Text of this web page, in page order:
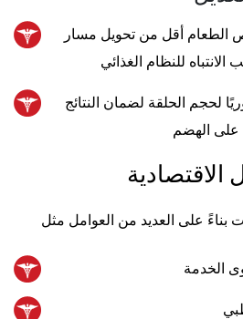
الطعام أقل من تحويل مسار
لحجم الحلقة لضمان النتائج
الاقتصادية